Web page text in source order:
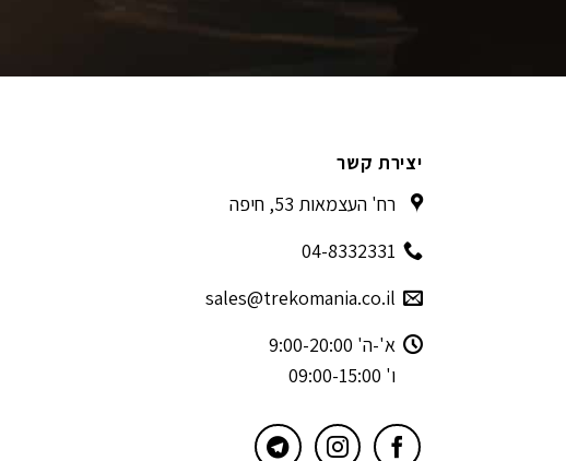
יצירת קשר
רח' העצמאות 53, חיפה
04-8332331
sales@trekomania.co.il
א'-ה' 9:00-20:00
ו' 09:00-15:00